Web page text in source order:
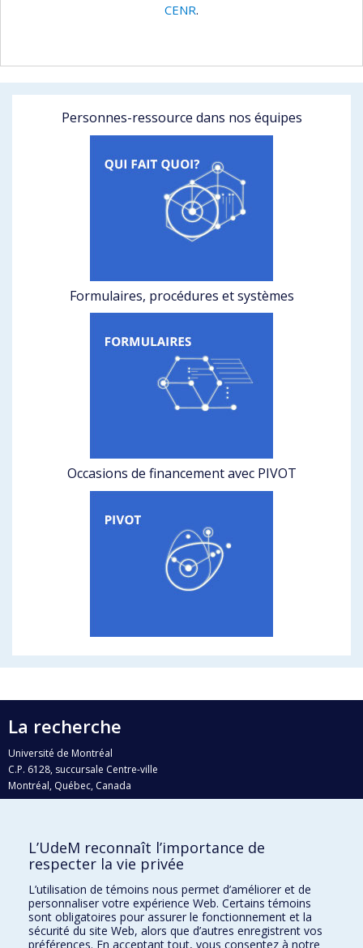
CENR.
Personnes-ressource dans nos équipes
Formulaires, procédures et systèmes
Occasions de financement avec PIVOT
La recherche
Université de Montréal
C.P. 6128, succursale Centre-ville
Montréal, Québec, Canada
H3C 3J7
Qui fait quoi?
Nous trouver
Plan du site
Accessibilité
L’UdeM reconnaît l’importance de
respecter la vie privée
L’utilisation de témoins nous permet d’améliorer et de
personnaliser votre expérience Web. Certains témoins
sont obligatoires pour assurer le fonctionnement et la
sécurité du site Web, alors que d’autres enregistrent vos
préférences. En acceptant tout, vous consentez à notre